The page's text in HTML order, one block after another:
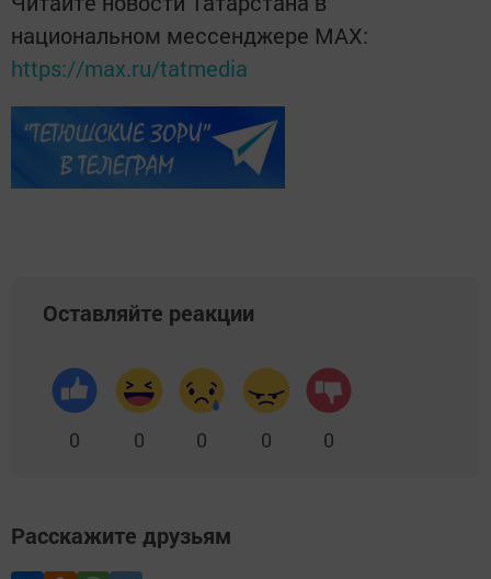
национальном мессенджере MАХ:
https://max.ru/tatmedia
Оставляйте реакции
0 0 0 0 0
Расскажите друзьям